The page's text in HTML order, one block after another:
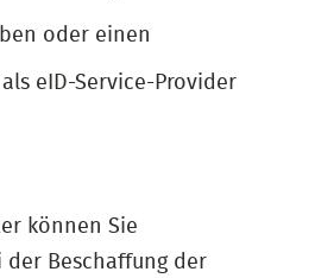
oder einen
eID-Service-Provider
können Sie
Beschaffung der